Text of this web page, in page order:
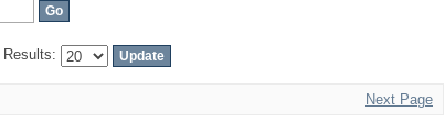
Results:
Next Page